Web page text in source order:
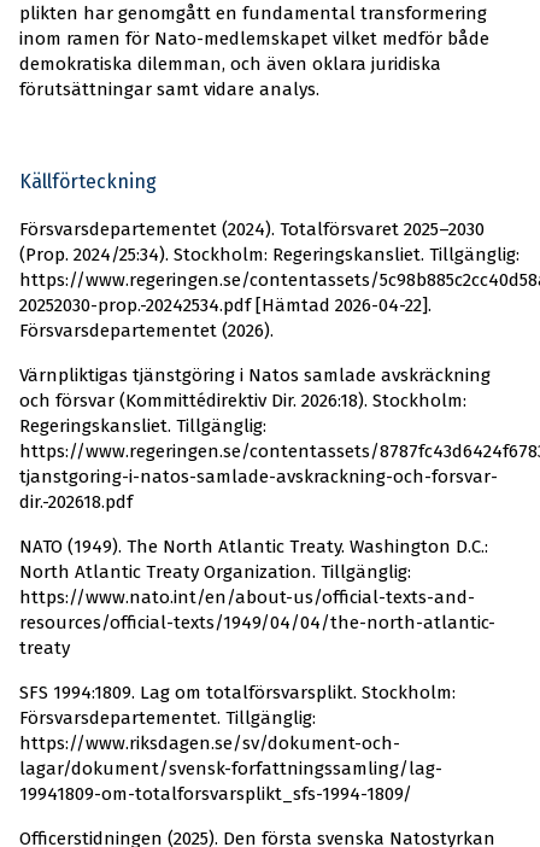
plikten har genomgått en fundamental transformering
inom ramen för Nato-medlemskapet vilket medför både
demokratiska dilemman, och även oklara juridiska
förutsättningar samt vidare analys.
Källförteckning
Försvarsdepartementet (2024). Totalförsvaret 2025–2030
(Prop. 2024/25:34). Stockholm: Regeringskansliet. Tillgänglig:
https://www.regeringen.se/contentassets/
20252030-prop.-20242534.pdf [Hämtad 2026-04-22].
Försvarsdepartementet (2026).
Värnpliktigas tjänstgöring i Natos samlade avskräckning
och försvar (Kommittédirektiv Dir. 2026:18). Stockholm:
Regeringskansliet. Tillgänglig:
https://www.regeringen.se/contentassets/
tjanstgoring-i-natos-samlade-avskrackning-och-forsvar-
dir.-202618.pdf
NATO (1949). The North Atlantic Treaty. Washington D.C.:
North Atlantic Treaty Organization. Tillgänglig:
https://www.nato.int/en/about-us/official-texts-and-
resources/official-texts/1949/04/04/the-north-atlantic-
treaty
SFS 1994:1809. Lag om totalförsvarsplikt. Stockholm:
Försvarsdepartementet. Tillgänglig:
https://www.riksdagen.se/sv/dokument-och-
lagar/dokument/svensk-forfattningssamling/lag-
19941809-om-totalforsvarsplikt_sfs-1994-1809/
Officerstidningen (2025). Den första svenska Natostyrkan